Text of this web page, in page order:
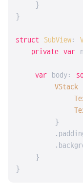
    }
}
struct SubView:
private var
var body:
VStack
        }
    }
}